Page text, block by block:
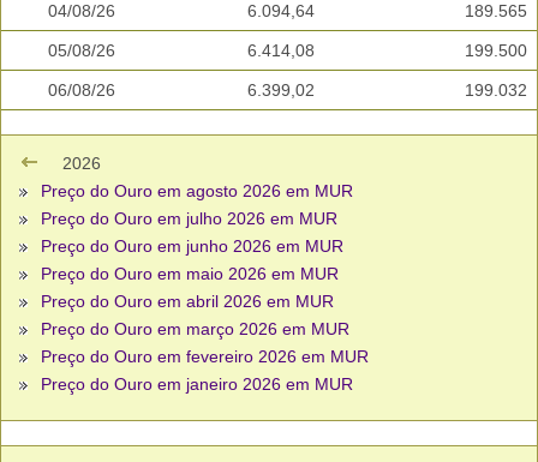
04/08/26 6.094,64 189.565
05/08/26 6.414,08 199.500
06/08/26 6.399,02 199.032
2026
Preço do Ouro em agosto 2026 em MUR
Preço do Ouro em julho 2026 em MUR
Preço do Ouro em junho 2026 em MUR
Preço do Ouro em maio 2026 em MUR
Preço do Ouro em abril 2026 em MUR
Preço do Ouro em março 2026 em MUR
Preço do Ouro em fevereiro 2026 em MUR
Preço do Ouro em janeiro 2026 em MUR